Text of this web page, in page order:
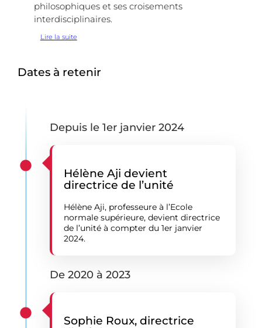
philosophiques et ses croisements
interdisciplinaires.
Lire la suite:
Dates à retenir
Depuis le 1er janvier 2024
Hélène Aji devient
directrice de l’unité
Hélène Aji, professeure à l’Ecole
normale supérieure, devient directrice
de l’unité à compter du 1er janvier
2024.
De 2020 à 2023
Sophie Roux, directrice